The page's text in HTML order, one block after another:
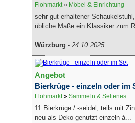
Flohmarkt» Möbel & Einrichtung
sehr gut erhaltener
übliche Maße ein Klassiker zum
Würzburg - 24.10.2025
Angebot
Bierkrüge - einzeln oder im
Flohmarkt» Sammeln & Seltenes
11 Bierkrüge / -seidel, teils mit
neu als Deko genutzt einzeln à...